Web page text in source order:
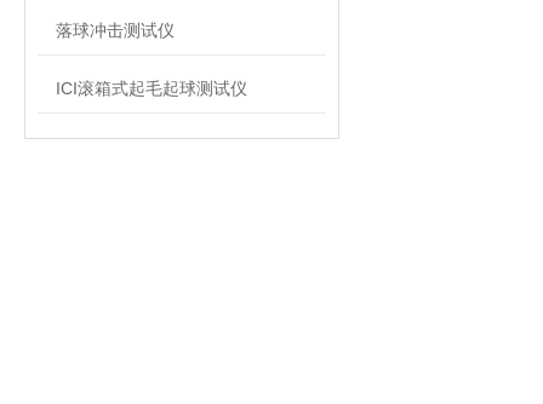
落球冲击测试仪
ICI滚箱式起毛起球测试仪